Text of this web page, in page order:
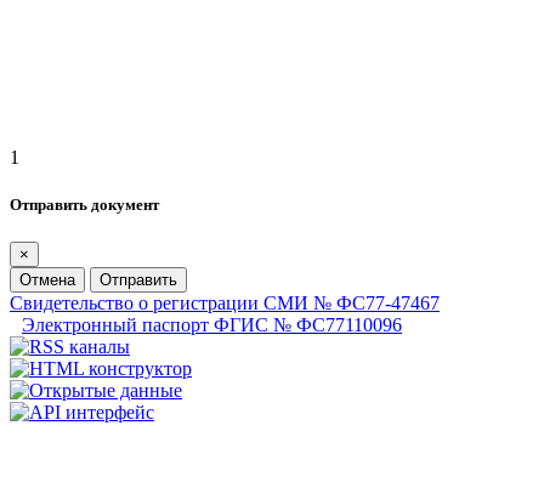
1
Отправить документ
×
Отмена
Отправить
Свидетельство о регистрации СМИ № ФС77-47467
Электронный паспорт ФГИС № ФС77110096